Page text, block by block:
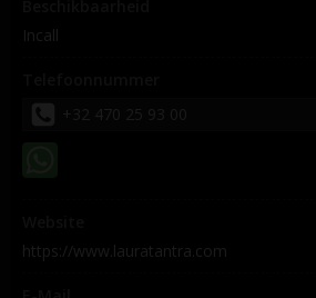
Incall
https://www.lauratantra.com